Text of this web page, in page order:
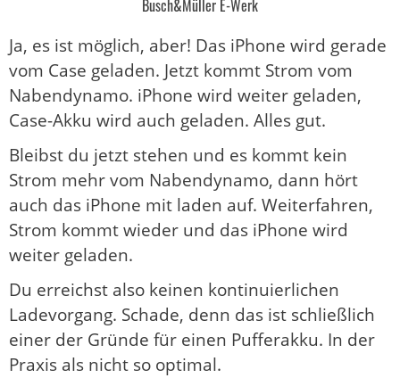
Busch&Müller E-Werk
Ja, es ist möglich, aber! Das iPhone wird gerade
vom Case geladen. Jetzt kommt Strom vom
Nabendynamo. iPhone wird weiter geladen,
Case-Akku wird auch geladen. Alles gut.
Bleibst du jetzt stehen und es kommt kein
Strom mehr vom Nabendynamo, dann hört
auch das iPhone mit laden auf. Weiterfahren,
Strom kommt wieder und das iPhone wird
weiter geladen.
Du erreichst also keinen kontinuierlichen
Ladevorgang. Schade, denn das ist schließlich
einer der Gründe für einen Pufferakku. In der
Praxis als nicht so optimal.